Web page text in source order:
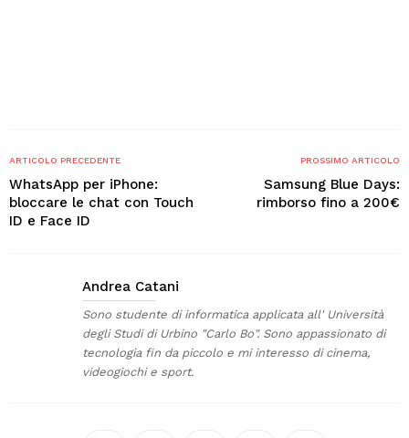
ARTICOLO PRECEDENTE
WhatsApp per iPhone:
bloccare le chat con Touch
ID e Face ID
PROSSIMO ARTICOLO
Samsung Blue Days:
rimborso fino a 200€
Andrea Catani
Sono studente di informatica applicata all' Università
degli Studi di Urbino "Carlo Bo". Sono appassionato di
tecnologia fin da piccolo e mi interesso di cinema,
videogiochi e sport.